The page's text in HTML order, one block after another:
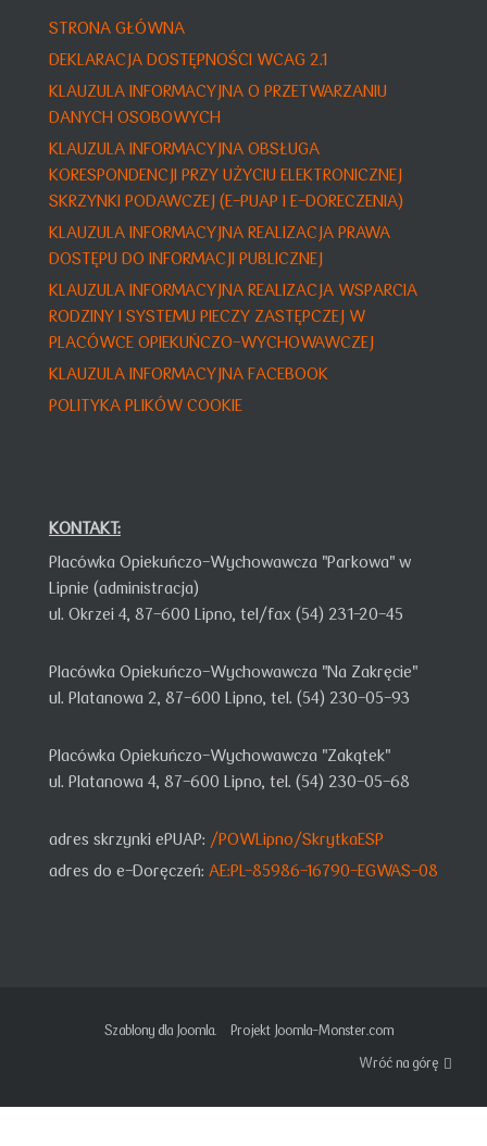
STRONA GŁÓWNA
DEKLARACJA DOSTĘPNOŚCI WCAG 2.1
KLAUZULA INFORMACYJNA O PRZETWARZANIU
DANYCH OSOBOWYCH
KLAUZULA INFORMACYJNA OBSŁUGA
KORESPONDENCJI PRZY UŻYCIU ELEKTRONICZNEJ
SKRZYNKI PODAWCZEJ (E-PUAP I E-DORECZENIA)
KLAUZULA INFORMACYJNA REALIZACJA PRAWA
DOSTĘPU DO INFORMACJI PUBLICZNEJ
KLAUZULA INFORMACYJNA REALIZACJA WSPARCIA
RODZINY I SYSTEMU PIECZY ZASTĘPCZEJ W
PLACÓWCE OPIEKUŃCZO-WYCHOWAWCZEJ
KLAUZULA INFORMACYJNA FACEBOOK
POLITYKA PLIKÓW COOKIE
KONTAKT:
Placówka Opiekuńczo-Wychowawcza "Parkowa" w
Lipnie (administracja)
ul. Okrzei 4, 87-600 Lipno, tel/fax (54) 231-20-45
Placówka Opiekuńczo-Wychowawcza "Na Zakręcie"
ul. Platanowa 2, 87-600 Lipno, tel. (54) 230-05-93
Placówka Opiekuńczo-Wychowawcza "Zakątek"
ul. Platanowa 4, 87-600 Lipno, tel. (54) 230-05-68
adres skrzynki ePUAP: /POWLipno/SkrytkaESP
adres do e-Doręczeń: AE:PL-85986-16790-EGWAS-08
Szablony dla Joomla.
Projekt Joomla-Monster.com
Wróć na górę